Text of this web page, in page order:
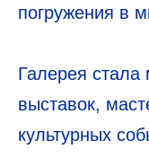
погружения в
Галерея стала
выставок,
культурных